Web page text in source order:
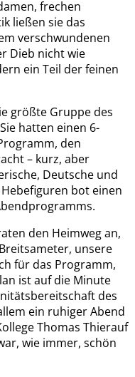
frechen
ließen sie das
verschwundenen
Dieb nicht wie
ein Teil der feinen
größte Gruppe des
hatten einen 6-
den
– kurz, aber
Deutsche und
bot einen
den Heimweg an,
unsere
für das Programm,
ist auf die Minute
des
ein ruhiger Abend
Thomas Thierauf
wie immer, schön